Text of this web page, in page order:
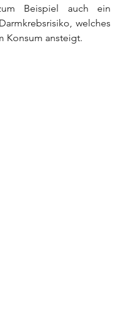
Beispiel auch ein
welches
Konsum ansteigt.